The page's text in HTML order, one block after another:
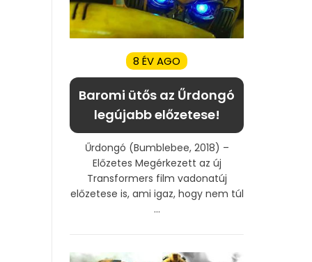
8 ÉV AGO
Baromi ütős az Űrdongó
legújabb előzetese!
Űrdongó (Bumblebee, 2018) –
Előzetes Megérkezett az új
Transformers film vadonatúj
előzetese is, ami igaz, hogy nem túl
...